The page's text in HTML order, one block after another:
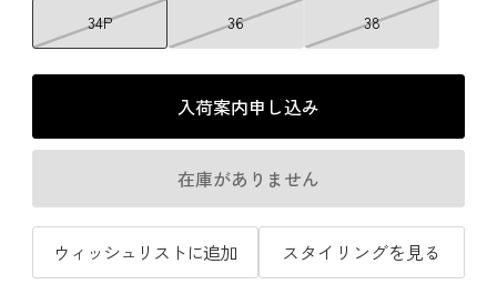
34P 36 38
入荷案内申し込み
在庫がありません
ウィッシュリストに追加 スタイリングを見る